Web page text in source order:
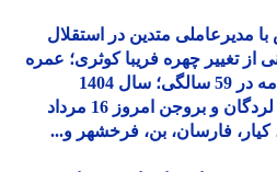
متدین در استقلال
چهره فریبا کوثری؛ عمره
جدول قطعی برق شهرکرد، لردگان و بروجن امروز 16 مرداد
فارسان، بن، فرخشهر و...